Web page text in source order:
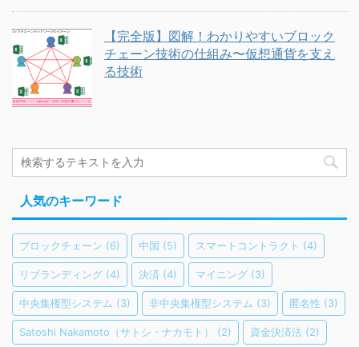
【完全版】図解！わかりやすいブロック
チェーン技術の仕組み〜仮想通貨を支え
る技術
人気のキーワード
ブロックチェーン (6) 中国 (5) スマートコントラクト (4)
リブランディング (4) 決済 (4) マイニング (3)
中央集権型システム (3) 非中央集権型システム (3) 匿名性 (3)
Satoshi Nakamoto（サトシ・ナカモト） (2) 資金決済法 (2)